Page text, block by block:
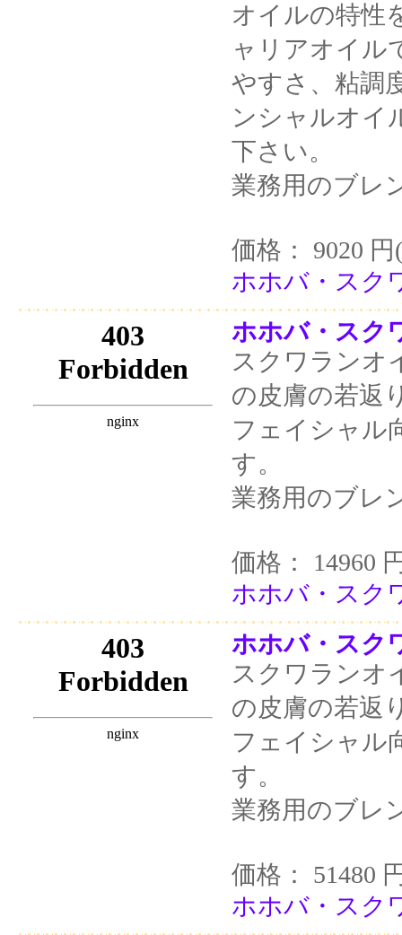
オイルの特性
ャリアオイル
やすさ、粘調
ンシャルオイ
下さい。
業務用のブレ
価格： 9020
ホホバ・スク
ホホバ・スク
スクワランオ
の皮膚の若返
フェイシャル
す。
業務用のブレ
価格： 14960
ホホバ・スク
ホホバ・スク
スクワランオ
の皮膚の若返
フェイシャル
す。
業務用のブレ
価格： 51480
ホホバ・スク